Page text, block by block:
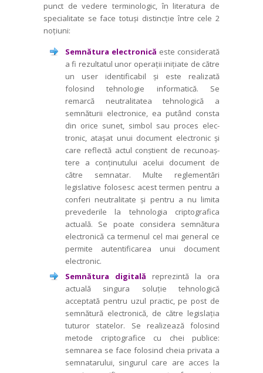
punct de vedere termi­no­logic, în literatura de
specialitate se face totuși distincție între cele 2
noțiuni:
Semnătura electronică este consi­derată
a fi rezultatul unor operații inițiate de către
un user identificabil și este reali­zată
folosind tehnologie informatică. Se
remarcă neutralitatea tehnologică a
semnăturii electronice, ea putând consta
din orice sunet, simbol sau proces elec­
tronic, atașat unui document electronic și
care reflectă actul conștient de recunoaș­
tere a conținutului acelui document de
către semnatar. Multe reglementări
legislative folosesc acest termen pentru a
conferi neutralitate și pentru a nu limita
prevederile la tehnologia criptografica
actuală. Se poate considera semnătura
electronică ca termenul cel mai general ce
permite autentificarea unui document
electronic.
Semnătura digitală reprezintă la ora
actuală singura soluție tehnologică
acceptată pentru uzul practic, pe post de
semnătură electronică, de către legislația
tuturor statelor. Se realizează folosind
metode criptografice cu chei publice:
semnarea se face folosind cheia privata a
semnatarului, singurul care are acces la